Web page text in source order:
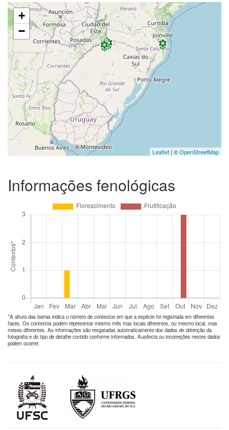
+
−
Leaflet | ©OpenStreetMap
Informações fenológicas
*A altura das barras indica o número de contextos em que a espécie foi registrada em diferentes
fases. Os contextos podem representar mesmo mês mas locais diferentes, ou mesmo local, mas
meses diferentes. As informações são resgatadas automaticamente dos dados de obtenção da
fotografia e do tipo de detalhe contido conforme informados. Ausência ou incorreções nestes dados
podem ocorrer.